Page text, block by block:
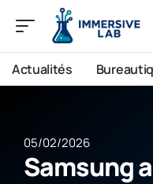
Actualités
05/02/2026
Samsung